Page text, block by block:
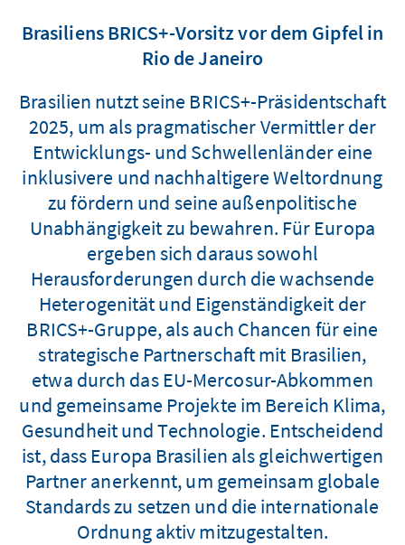
Brasiliens BRICS+-Vorsitz vor dem Gipfel in
Rio de Janeiro
Brasilien nutzt seine BRICS+-Präsidentschaft
2025, um als pragmatischer Vermittler der
Entwicklungs- und Schwellenländer eine
inklusivere und nachhaltigere Weltordnung
zu fördern und seine außenpolitische
Unabhängigkeit zu bewahren. Für Europa
ergeben sich daraus sowohl
Herausforderungen durch die wachsende
Heterogenität und Eigenständigkeit der
BRICS+-Gruppe, als auch Chancen für eine
strategische Partnerschaft mit Brasilien,
etwa durch das EU-Mercosur-Abkommen
und gemeinsame Projekte im Bereich Klima,
Gesundheit und Technologie. Entscheidend
ist, dass Europa Brasilien als gleichwertigen
Partner anerkennt, um gemeinsam globale
Standards zu setzen und die internationale
Ordnung aktiv mitzugestalten.